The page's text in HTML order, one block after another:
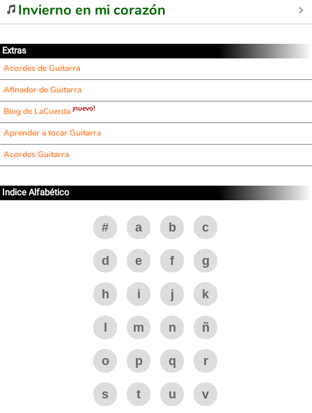
Invierno en mi corazón
Extras
Acordes de Guitarra
Afinador de Guitarra
Blog de LaCuerda ¡nuevo!
Aprender a tocar Guitarra
Acordes Guitarra
Indice Alfabético
# a b c
d e f g
h i j k
m n ñ
o p q r
s t u v